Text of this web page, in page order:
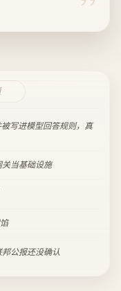
写进模型回答规则，真
当基础设施
公报还没确认